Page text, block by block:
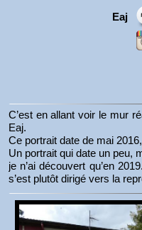
Eaj
C’est en allant voir le mur
Eaj.
Ce portrait date de mai
Un portrait qui date un peu,
je n’ai découvert qu’en
s’est plutôt dirigé vers la